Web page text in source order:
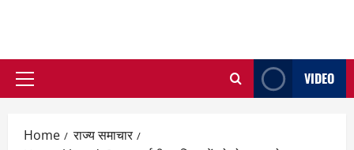
Primary
VIDEO
Home
राज्य समाचार